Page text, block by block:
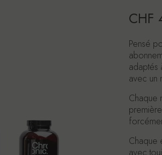
Prix
CHF
Pensé
adaptés
avec un
Chaque
Chaque